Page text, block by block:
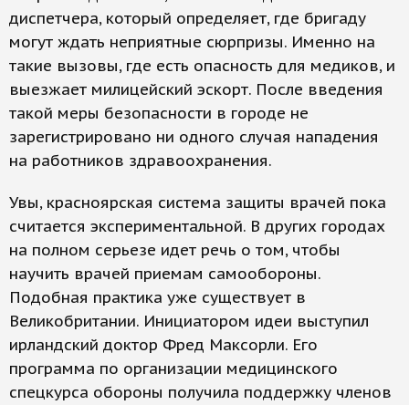
диспетчера, который определяет, где бригаду
могут ждать неприятные сюрпризы. Именно на
такие вызовы, где есть опасность для медиков, и
выезжает милицейский эскорт. После введения
такой меры безопасности в городе не
зарегистрировано ни одного случая нападения
на работников здравоохранения.
Увы, красноярская система защиты врачей пока
считается экспериментальной. В других городах
на полном серьезе идет речь о том, чтобы
научить врачей приемам самообороны.
Подобная практика уже существует в
Великобритании. Инициатором идеи выступил
ирландский доктор Фред Максорли. Его
программа по организации медицинского
спецкурса обороны получила поддержку членов